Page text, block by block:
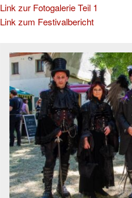
Link zur Fotogalerie Teil 1
Link zum Festivalbericht